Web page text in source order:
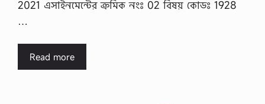
2021 এসাইনমেন্টের ক্রমিক নংঃ 02 বিষয় কোডঃ 1928
…
Read more